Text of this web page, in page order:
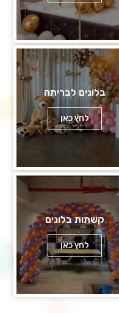
בלונים לבריתה
לחץ כאן
קשתות בלונים
לחץ כאן